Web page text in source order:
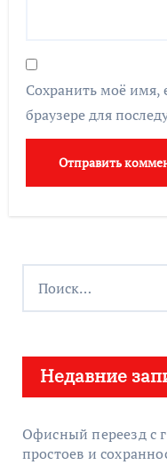
Сохранить моё имя,
браузере для
:
Недавние
Офисный переезд с
простоев и